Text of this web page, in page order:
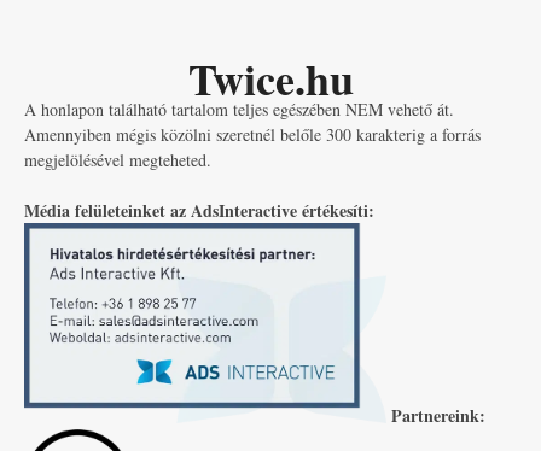
Twice.hu
A honlapon található tartalom teljes egészében NEM vehető át.
Amennyiben mégis közölni szeretnél belőle 300 karakterig a forrás
megjelölésével megteheted.
Média felületeinket az AdsInteractive értékesíti:
Partnereink: